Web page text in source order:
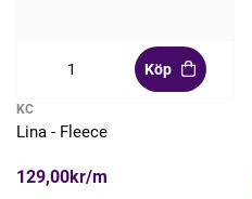
Köp
KC
Lina - Fleece
129,00kr/m